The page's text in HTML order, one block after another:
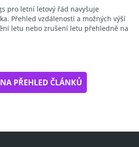
pro letní letový řád navyšuje
Přehled vzdáleností a možných výší
letu nebo zrušení letu přehledně na
PŘEHLED ČLÁNKŮ